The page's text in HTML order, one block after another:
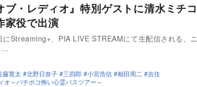
ブ・レディオ』特別ゲストに清水ミチ
家役で出演
Streaming+、PIA LIVE STREAMにて生配信される、
…
藤寛太 北野日奈子 三四郎 小宮浩信 相田周二
吉住
オ～バチボコ怖い心霊バスツアー～